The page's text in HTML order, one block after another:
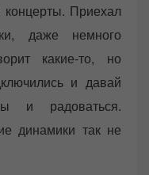
Приехал
даже немного
какие-то, но
и давай
и радоваться.
динамики так не